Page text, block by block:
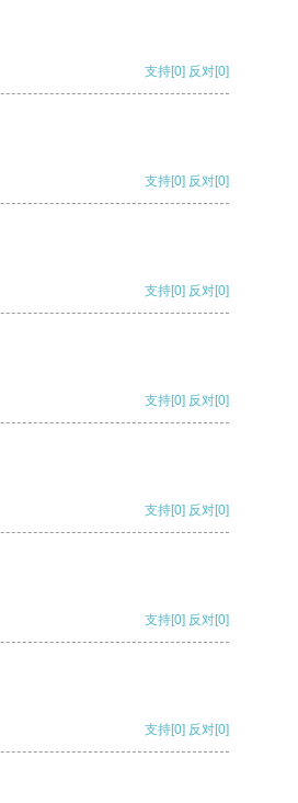
支持[0] 反对[0]
支持[0] 反对[0]
支持[0] 反对[0]
支持[0] 反对[0]
支持[0] 反对[0]
支持[0] 反对[0]
支持[0] 反对[0]